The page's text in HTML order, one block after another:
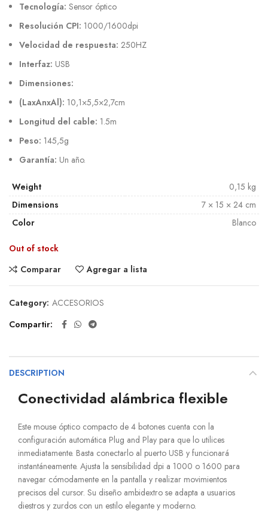
Tecnología: Sensor óptico
Resolución CPI: 1000/1600dpi
Velocidad de respuesta: 250HZ
Interfaz: USB
Dimensiones:
(LaxAnxAl): 10,1×5,5×2,7cm
Longitud del cable: 1.5m
Peso: 145,5g
Garantía: Un año.
Weight
0,15 kg
Dimensions
7 × 15 × 24 cm
Color
Blanco
Out of stock
Comparar
Agregar a lista
Category: ACCESORIOS
Compartir
DESCRIPTION
Conectividad alámbrica flexible
Este mouse óptico compacto de 4 botones cuenta con la
configuración automática Plug and Play para que lo utilices
inmediatamente. Basta conectarlo al puerto USB y funcionará
instantáneamente. Ajusta la sensibilidad dpi a 1000 o 1600 para
navegar cómodamente en la pantalla y realizar movimientos
precisos del cursor. Su diseño ambidextro se adapta a usuarios
diestros y zurdos con un estilo elegante y moderno.